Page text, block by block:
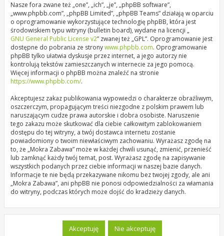
Nasze fora zwane też „one”, „ich”, „je”, „phpBB software”,
„www.phpbb.com”, „phpBB Limited”, „phpBB Teams” działają w oparciu
o oprogramowanie wykorzystujące technologię phpBB, która jest
środowiskiem typu witryny (bulletin board), wydane na licencji „
GNU General Public License v2” zwanej też „GPL”. Oprogramowanie jest
dostępne do pobrania ze stronywww.phpbb.com. Oprogramowanie
phpBB tylko ułatwia dyskusje przez internet, a jego autorzy nie
kontrolują tekstów zamieszczanych w internecie za jego pomocą.
Więcej informacji o phpBB można znaleźć na stronie
https://www.phpbb.com/.
Akceptujesz zakaz publikowania wypowiedzi o charakterze obraźliwym,
oszczerczym, propagującym treści niezgodne z polskim prawem lub
naruszającym cudze prawa autorskie i dobra osobiste. Naruszenie
tego zakazu może skutkować dla ciebie całkowitym zablokowaniem
dostępu do tej witryny, a twój dostawca internetu zostanie
powiadomiony o twoim niewłaściwym zachowaniu. Wyrażasz zgodę na
to, że „Mokra Zabawa” może w każdej chwili usunąć, zmienić, przenieść
lub zamknąć każdy twój temat, post. Wyrażasz zgodę na zapisywanie
wszystkich podanych przez ciebie informacji w naszej bazie danych.
Informacje te nie będą przekazywane nikomu bez twojej zgody, ale ani
„Mokra Zabawa”, ani phpBB nie ponosi odpowiedzialności za włamania
do witryny, podczas których może dojść do kradzieży danych.